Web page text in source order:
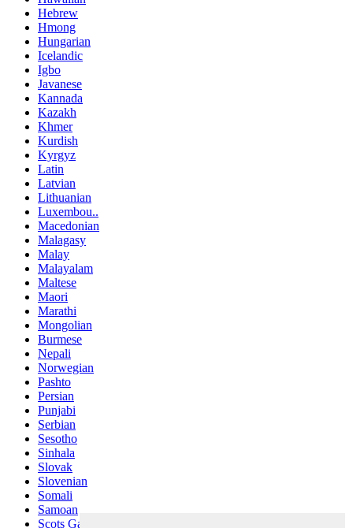
Hebrew
Hmong
Hungarian
Icelandic
Igbo
Javanese
Kannada
Kazakh
Khmer
Kurdish
Kyrgyz
Latin
Latvian
Lithuanian
Luxembou..
Macedonian
Malagasy
Malay
Malayalam
Maltese
Maori
Marathi
Mongolian
Burmese
Nepali
Norwegian
Pashto
Persian
Punjabi
Serbian
Sesotho
Sinhala
Slovak
Slovenian
Somali
Samoan
Scots Gaelic